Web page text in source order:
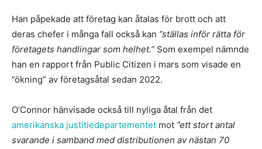
Han påpekade att företag kan åtalas för brott och att
deras chefer i många fall också kan ”ställas inför rätta för
företagets handlingar som helhet.” Som exempel nämnde
han en rapport från Public Citizen i mars som visade en
”ökning” av företagsåtal sedan 2022.
O’Connor hänvisade också till nyliga åtal från det
amerikanska justitiedepartementet mot ”ett stort antal
svarande i samband med distributionen av nästan 70